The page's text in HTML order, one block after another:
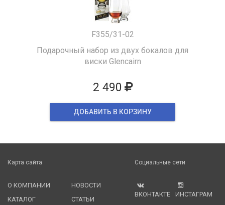
F355/31-02
Подарочный набор из двух бокалов для
виски Glencairn
2 490
ДОБАВИТЬ В КОРЗИНУ
Карта сайта
О КОМПАНИИ
КАТАЛОГ
НОВОСТИ
СТАТЬИ
Социальные сети
ВКОНТАКТЕ ИНСТАГРАМ